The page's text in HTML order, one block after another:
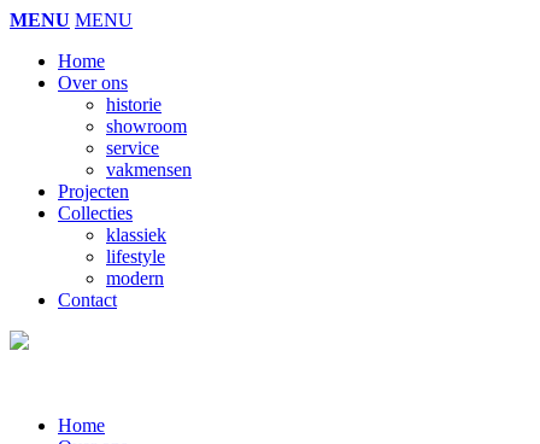
MENU MENU
Home
Over ons
historie
showroom
service
vakmensen
Projecten
Collecties
klassiek
lifestyle
modern
Contact
Home